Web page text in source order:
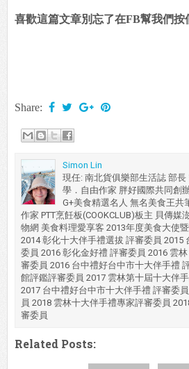
喜歡這篇文章別忘了在FB幫我們按
Share:
Simon Lin
現任: 南北貨俱樂部生活誌 部
學．自由作家 胖好國際共同創
G+美食精選名人 無名美食王共
作家 PTT烹飪板(COOKCLUB)板主 貝傳
物網 美食料理愛享客 2013年度美食大使
2014 彰化十大伴手禮選拔 評審委員 2015
委員 2016 彰化金好禮 評審委員 2016 雲
審委員 2016 台中禮好台中市十大伴手禮
館評鑑評審委員 2017 雲林第十屆十大伴
2017 台中禮好台中市十大伴手禮 評審委
員 2018 雲林十大伴手禮專家評審委員
審委員
Related Posts: